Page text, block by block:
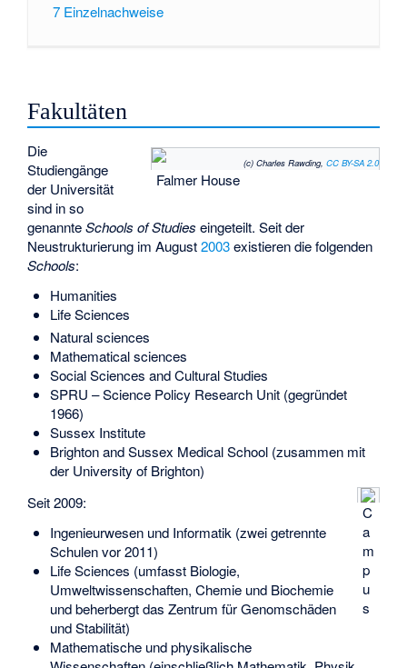
7 Einzelnachweise
Fakultäten
(c) Charles Rawding, CC BY-SA 2.0
Falmer House
Die
Studiengänge
der Universität
sind in so
genannteSchools of Studies eingeteilt. Seit der
Neustrukturierung im August2003existieren die folgenden
Schools:
Humanities
Life Sciences
Natural sciences
Mathematical sciences
Social Sciences and Cultural Studies
SPRU – Science Policy Research Unit (gegründet
1966)
Sussex Institute
Brighton and Sussex Medical School (zusammen mit
der University of Brighton)
C
a
m
p
u
s
Seit 2009:
Ingenieurwesen und Informatik (zwei getrennte
Schulen vor 2011)
Life Sciences (umfasst Biologie,
Umweltwissenschaften, Chemie und Biochemie
und beherbergt das Zentrum für Genomschäden
und Stabilität)
Mathematische und physikalische